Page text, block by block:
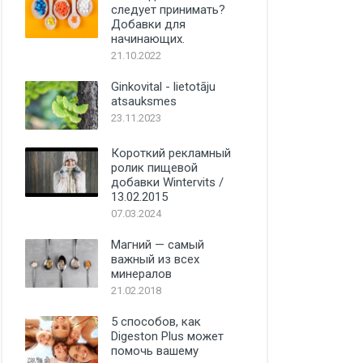
следует принимать?
Добавки для
начинающих.
21.10.2022
Ginkovital - lietotāju
atsauksmes
23.11.2023
Короткий рекламный
ролик пищевой
добавки Wintervits /
13.02.2015
07.03.2024
Магний — самый
важный из всех
минералов
21.02.2018
5 способов, как
Digeston Plus может
помочь вашему